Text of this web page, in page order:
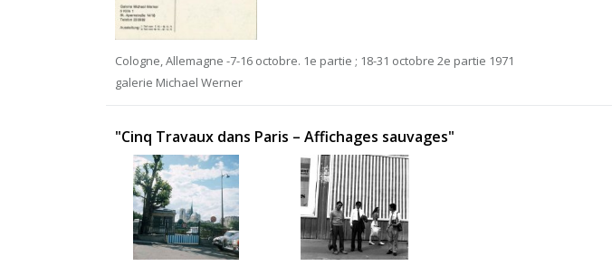
Cologne, Allemagne -7-16 octobre. 1e partie ; 18-31 octobre 2e partie 1971
galerie Michael Werner
"Cinq Travaux dans Paris – Affichages sauvages"